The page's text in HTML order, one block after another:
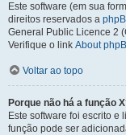
Este software (em sua
direitos reservados a
General Public Licence 2
Verifique o link About
Voltar ao topo
Porque não há a função
Este software foi escrito
função pode ser